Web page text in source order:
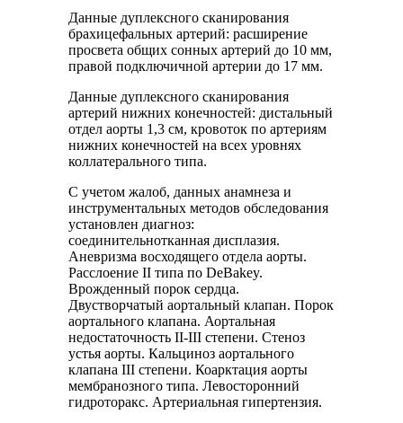
Данные дуплексного сканирования
брахицефальных артерий: расширение
просвета общих сонных артерий до 10 мм,
правой подключичной артерии до 17 мм.
Данные дуплексного сканирования
артерий нижних конечностей: дистальный
отдел аорты 1,3 см, кровоток по артериям
нижних конечностей на всех уровнях
коллатерального типа.
С учетом жалоб, данных анамнеза и
инструментальных методов обследования
установлен диагноз:
соединительнотканная дисплазия.
Аневризма восходящего отдела аорты.
Расслоение II типа по DeBakey.
Врожденный порок сердца.
Двустворчатый аортальный клапан. Порок
аортального клапана. Аортальная
недостаточность II-III степени. Стеноз
устья аорты. Кальциноз аортального
клапана III степени. Коарктация аорты
мембранозного типа. Левосторонний
гидроторакс. Артериальная гипертензия.